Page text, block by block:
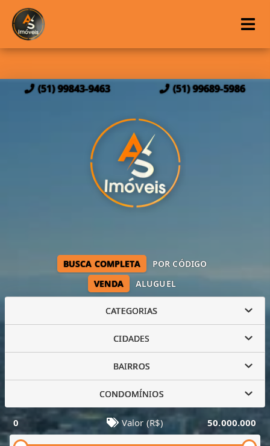
(51) 99843-9463 (51) 99689-5986
VENDA ALUGUEL
BUSCA COMPLETA POR CÓDIGO
CATEGORIAS
CIDADES
BAIRROS
CONDOMÍNIOS
0 Valor (R$) 50.000.000